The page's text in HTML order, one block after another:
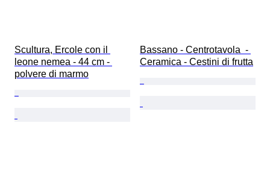
Scultura, Ercole con il
leone nemea - 44 cm -
polvere di marmo
Bassano - Centrotavola  -
Ceramica - Cestini di frutta